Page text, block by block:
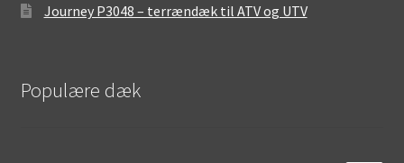
Journey P3048 – terrændæk til ATV og UTV
Populære dæk